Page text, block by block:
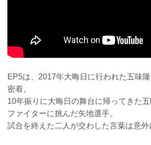
EP5は、2017年大晦日に行われた五味
密着。
10年振りに大晦日の舞台に帰ってきた
ファイターに挑んだ矢地選手。
試合を終えた二人が交わした言葉は意